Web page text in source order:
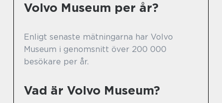
Volvo Museum per år?
Enligt senaste mätningarna har Volvo
Museum i genomsnitt över 200 000
besökare per år.
Vad är Volvo Museum?